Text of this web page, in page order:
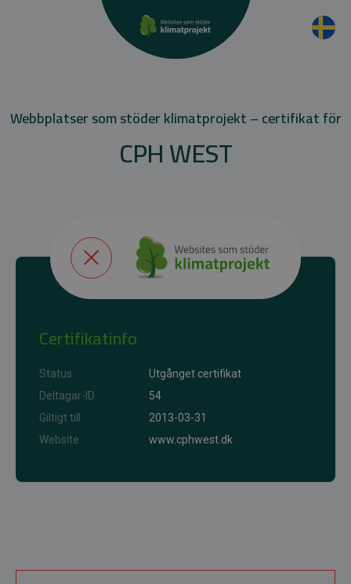
Webbplatser som stöder klimatprojekt – certifikat för
CPH WEST
Certifikatinfo
Status
Utgånget certifikat
Deltagar-ID
54
Giltigt till
2013-03-31
Website
www.cphwest.dk